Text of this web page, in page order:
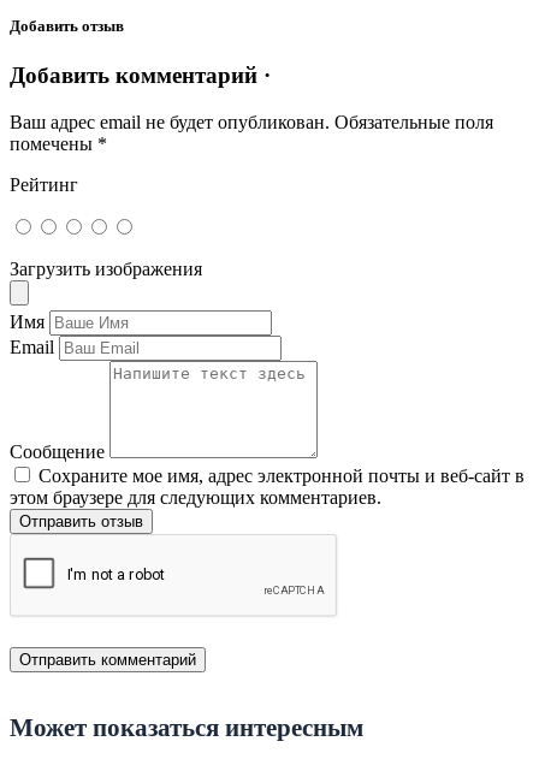
Добавить отзыв
Добавить комментарий ·
Ваш адрес email не будет опубликован. Обязательные поля
помечены *
Рейтинг
Загрузить изображения
Имя
Email
Сообщение
Сохраните мое имя, адрес электронной почты и веб-сайт в
этом браузере для следующих комментариев.
Отправить отзыв
Может показаться интересным